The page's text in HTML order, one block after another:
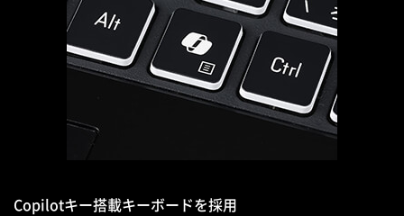
Copilotキー搭載キーボードを採用